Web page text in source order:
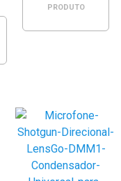
PRODUTO